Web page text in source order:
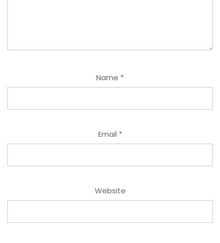
Name *
Email *
Website